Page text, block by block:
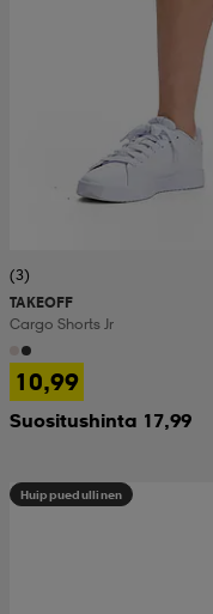
(3)
TAKEOFF
Cargo Shorts Jr
10,99
Suositushinta 17,99
Huippuedullinen